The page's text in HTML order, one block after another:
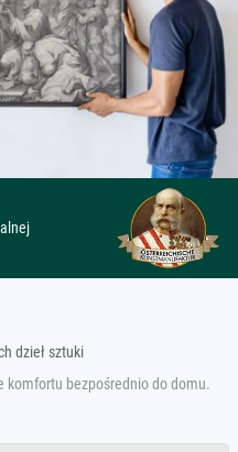
dzieł sztuki
komfortu bezpośrednio do domu.